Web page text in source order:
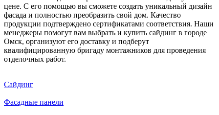
цене. С его помощью вы сможете создать уникальный дизайн
фасада и полностью преобразить свой дом. Качество
продукции подтверждено сертификатами соответствия. Наши
менеджеры помогут вам выбрать и купить сайдинг в городе
Омск, организуют его доставку и подберут
квалифицированную бригаду монтажников для проведения
отделочных работ.
Сайдинг
Фасадные панели